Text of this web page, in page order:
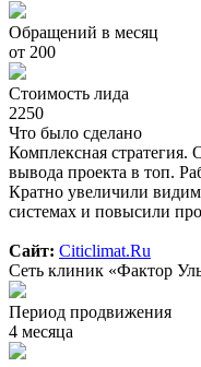
Обращений в месяц
от 200
Стоимость лида
2250
Что было сделано
Комплексная стратегия.
вывода проекта в топ.
Кратно увеличили
системах и повысили
Сайт: Citiclimat.Ru
Сеть клиник «Фактор
Период продвижения
4 месяца